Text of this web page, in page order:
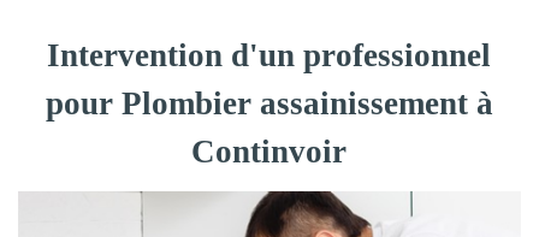
Intervention d'un professionnel
pour Plombier assainissement à
Continvoir